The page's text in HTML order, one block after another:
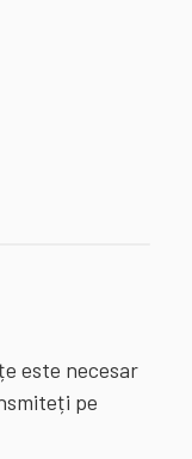
este necesar
pe